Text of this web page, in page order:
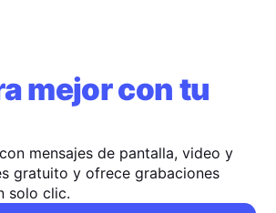
mejor con tu
mensajes de pantalla, video y
gratuito y ofrece grabaciones
solo clic.